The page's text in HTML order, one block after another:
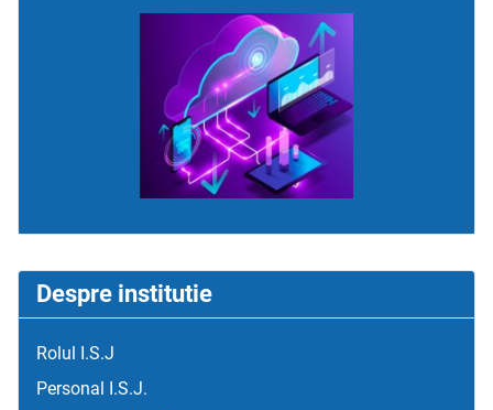
Despre institutie
Rolul I.S.J
Personal I.S.J.